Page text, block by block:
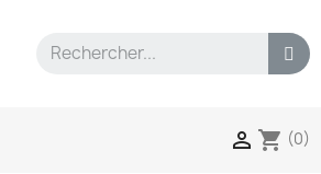
 shopping_cart (0)